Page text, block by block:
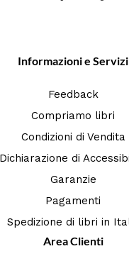
Informazioni e Servizi
Feedback
Compriamo libri
Condizioni di Vendita
Dichiarazione di
Garanzie
Pagamenti
Spedizione di libri in
Area Clienti